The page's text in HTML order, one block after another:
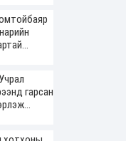
гарсан